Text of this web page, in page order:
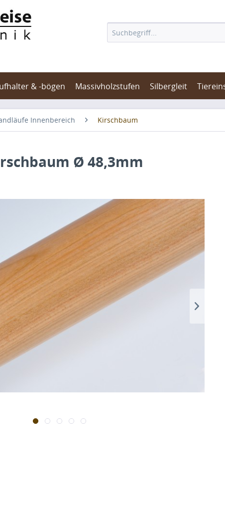
& -bögen Massivholzstufen Silbergleit
Innenbereich Kirschbaum
Ø 48,3mm